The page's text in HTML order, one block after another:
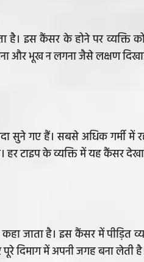
है। इस कैंसर के होने पर व्यक्ति
और भूख न लगना जैसे लक्षण
गए हैं। सबसे अधिक गर्मी में
टाइप के व्यक्ति में यह कैंसर
जाता है। इस कैंसर में पीड़ित
दिमाग में अपनी जगह बना लेती